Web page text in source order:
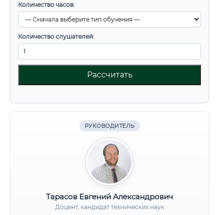
Количество часов:
Количество слушателей:
Рассчитать
РУКОВОДИТЕЛЬ
Тарасов Евгений Александрович
Доцент, кандидат технических наук